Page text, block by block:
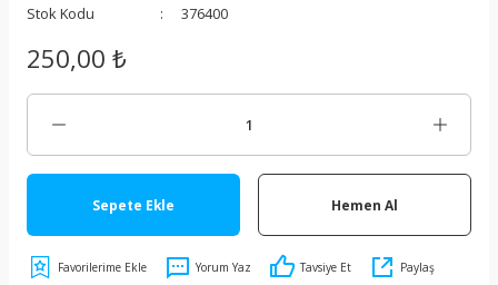
Stok Kodu
376400
250,00 ₺
Sepete Ekle Hemen Al
Yorum Yaz Tavsiye Et Paylaş